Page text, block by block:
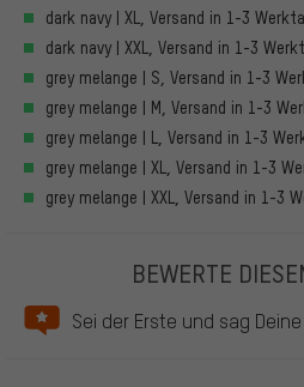
dark navy | XL, Versand in 1-3
dark navy | XXL, Versand in 1-3
grey melange | S, Versand in 1-3
grey melange | M, Versand in 1-3
grey melange | L, Versand in 1-3
grey melange | XL, Versand in 1-3
grey melange | XXL, Versand in 1-3
BEWERTE
Sei der Erste und sag